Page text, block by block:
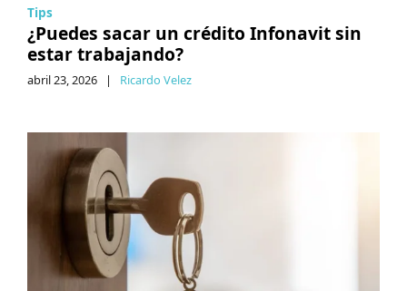
Tips
¿Puedes sacar un crédito Infonavit sin
estar trabajando?
abril 23, 2026 | Ricardo Velez